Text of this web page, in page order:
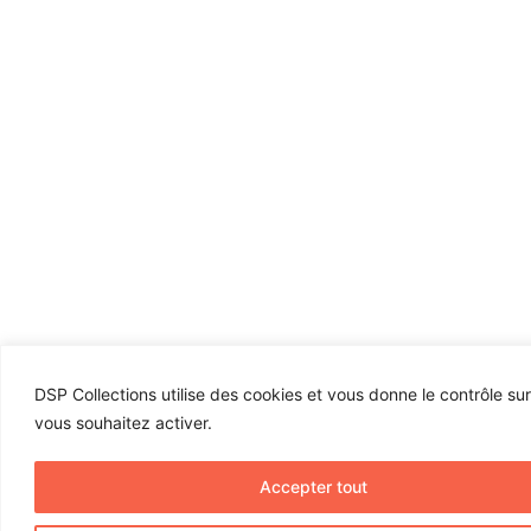
DSP Collections utilise des cookies et vous donne le contrôle
vous souhaitez activer.
Accepter tout